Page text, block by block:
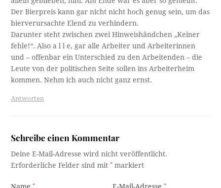
Der Bierpreis kann gar nicht nicht hoch genug sein, um das
bierverursachte Elend zu verhindern.
Darunter steht zwischen zwei Hinweishändchen „Keiner
fehle!“. Also a l l e, gar alle Arbeiter und Arbeiterinnen
und – offenbar ein Unterschied zu den Arbeitenden – die
Leute von der politischen Seite sollen ins Arbeiterheim
kommen. Nehm ich auch nicht ganz ernst.
Antworten
Schreibe einen Kommentar
Deine E-Mail-Adresse wird nicht veröffentlicht.
Erforderliche Felder sind mit* markiert
* *